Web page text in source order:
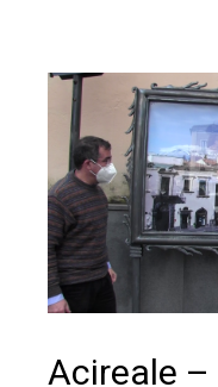
Acireale